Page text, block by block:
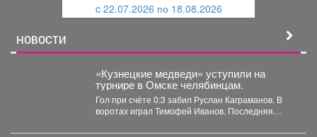
c 22.07.2026 по 18.08.2026
НОВОСТИ
«Кузнецкие медведи» уступили на
турнире в Омске челябинцам.
Гол при счёте 0:3 забил Руслан Каграманов. В
воротах играл Тимофей Иванов. Последняя